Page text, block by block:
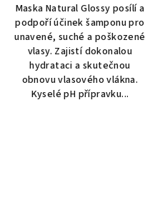
Maska Natural Glossy posílí a
podpoří účinek šamponu pro
unavené, suché a poškozené
vlasy. Zajistí dokonalou
hydrataci a skutečnou
obnovu vlasového vlákna.
Kyselé pH přípravku...